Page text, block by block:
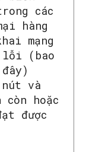
các
hàng
mạng
lỗi (bao
và
còn hoặc
được